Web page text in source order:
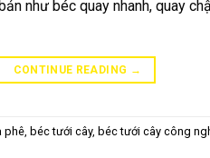
như béc quay nhanh, quay
CONTINUE READING →
phê, béc tưới cây, béc tưới cây công